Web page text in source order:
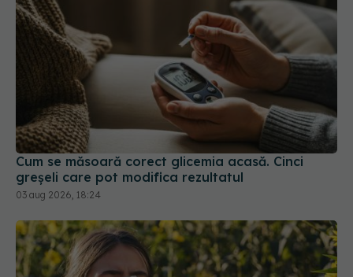
Cum se măsoară corect glicemia acasă. Cinci
greșeli care pot modifica rezultatul
03 aug 2026, 18:24